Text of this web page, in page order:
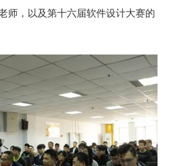
师，以及第十六届软件设计大赛的